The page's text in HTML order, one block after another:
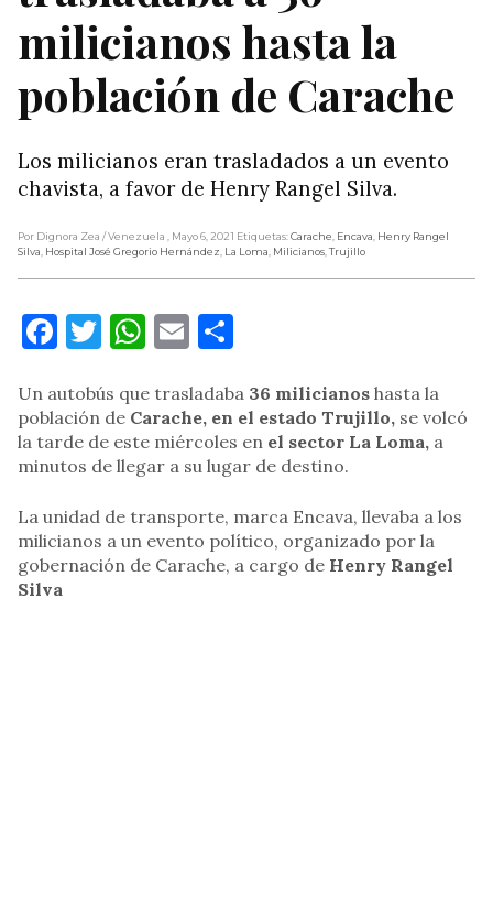
milicianos hasta la
población de Carache
Los milicianos eran trasladados a un evento
chavista, a favor de Henry Rangel Silva.
Por Dignora Zea / Venezuela , Mayo 6, 2021 Etiquetas:Carache, Encava, Henry Rangel
Silva, Hospital José Gregorio Hernández, La Loma, Milicianos,Trujillo
Facebook
Twitter
WhatsApp
Email
Un autobús que trasladaba 36 milicianos hasta la
población de Carache, en el estado Trujillo, se volcó
la tarde de este miércoles en el sector La Loma, a
minutos de llegar a su lugar de destino.
La unidad de transporte, marca Encava, llevaba a los
milicianos a un evento político, organizado por la
gobernación de Carache, a cargo de Henry Rangel
Silva